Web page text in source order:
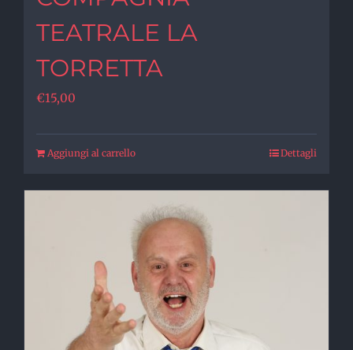
TEATRALE LA
TORRETTA
€15,00
Aggiungi al carrello Dettagli